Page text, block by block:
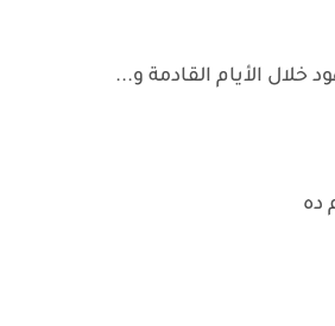
الأيام القادمة و...
ده